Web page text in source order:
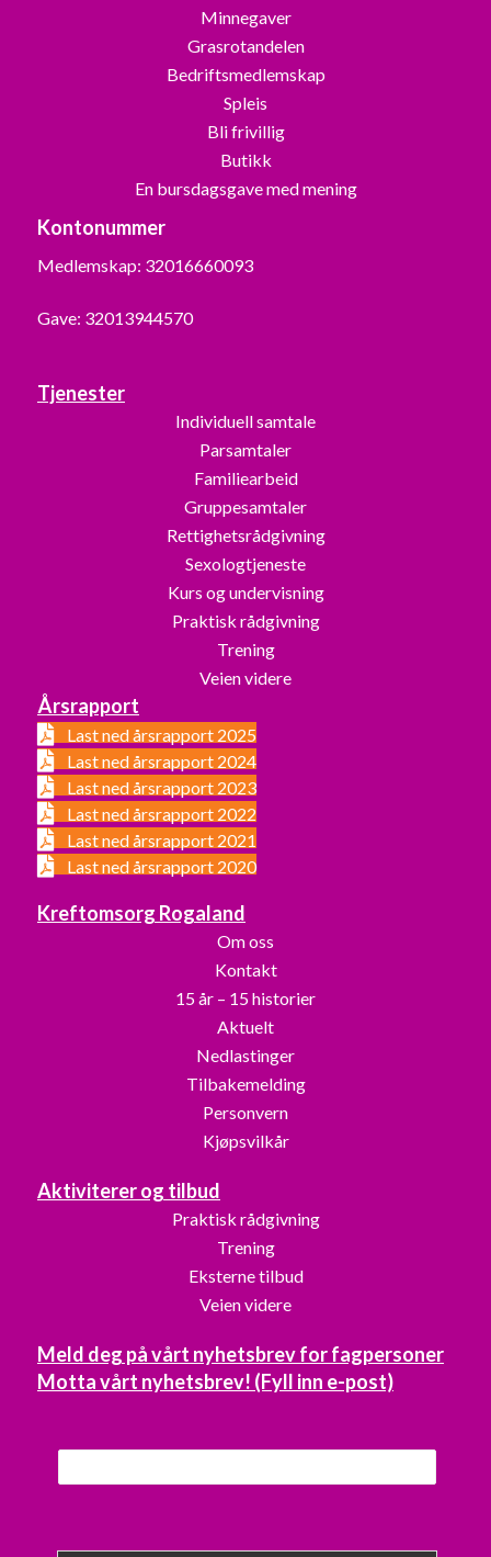
Minnegaver
Grasrotandelen
Bedriftsmedlemskap
Spleis
Bli frivillig
Butikk
En bursdagsgave med mening
Kontonummer
Medlemskap: 32016660093
Gave: 32013944570
Tjenester
Individuell samtale
Parsamtaler
Familiearbeid
Gruppesamtaler
Rettighetsrådgivning
Sexologtjeneste
Kurs og undervisning
Praktisk rådgivning
Trening
Veien videre
Årsrapport
Last ned årsrapport 2025
Last ned årsrapport 2024
Last ned årsrapport 2023
Last ned årsrapport 2022
Last ned årsrapport 2021
Last ned årsrapport 2020
Kreftomsorg Rogaland
Om oss
Kontakt
15 år – 15 historier
Aktuelt
Nedlastinger
Tilbakemelding
Personvern
Kjøpsvilkår
Aktiviterer og tilbud
Praktisk rådgivning
Trening
Eksterne tilbud
Veien videre
Meld deg på vårt nyhetsbrev for fagpersoner
Motta vårt nyhetsbrev! (Fyll inn e-post)